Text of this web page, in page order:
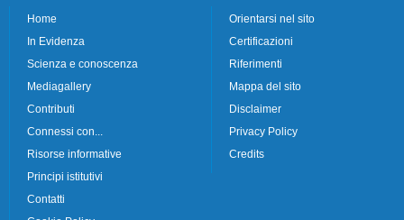
Home
In Evidenza
Scienza e conoscenza
Mediagallery
Contributi
Connessi con...
Risorse informative
Principi istitutivi
Contatti
Orientarsi nel sito
Certificazioni
Riferimenti
Mappa del sito
Disclaimer
Privacy Policy
Credits